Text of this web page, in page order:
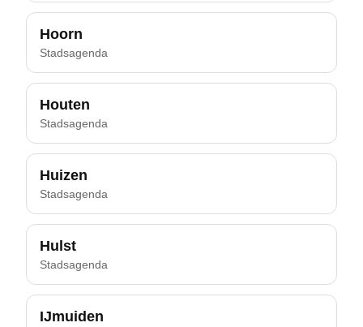
Hoorn
Stadsagenda
Houten
Stadsagenda
Huizen
Stadsagenda
Hulst
Stadsagenda
IJmuiden